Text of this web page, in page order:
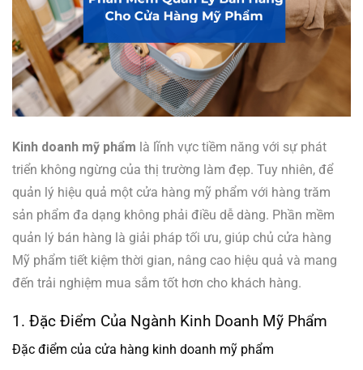
Kinh doanh mỹ phẩm là lĩnh vực tiềm năng với sự phát
triển không ngừng của thị trường làm đẹp. Tuy nhiên, để
quản lý hiệu quả một cửa hàng mỹ phẩm với hàng trăm
sản phẩm đa dạng không phải điều dễ dàng. Phần mềm
quản lý bán hàng là giải pháp tối ưu, giúp chủ cửa hàng
Mỹ phẩm tiết kiệm thời gian, nâng cao hiệu quả và mang
đến trải nghiệm mua sắm tốt hơn cho khách hàng.
1. Đặc Điểm Của Ngành Kinh Doanh Mỹ Phẩm
Đặc điểm của cửa hàng kinh doanh mỹ phẩm